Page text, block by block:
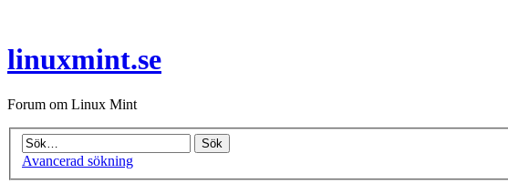
linuxmint.se
Forum om Linux Mint
Avancerad sökning